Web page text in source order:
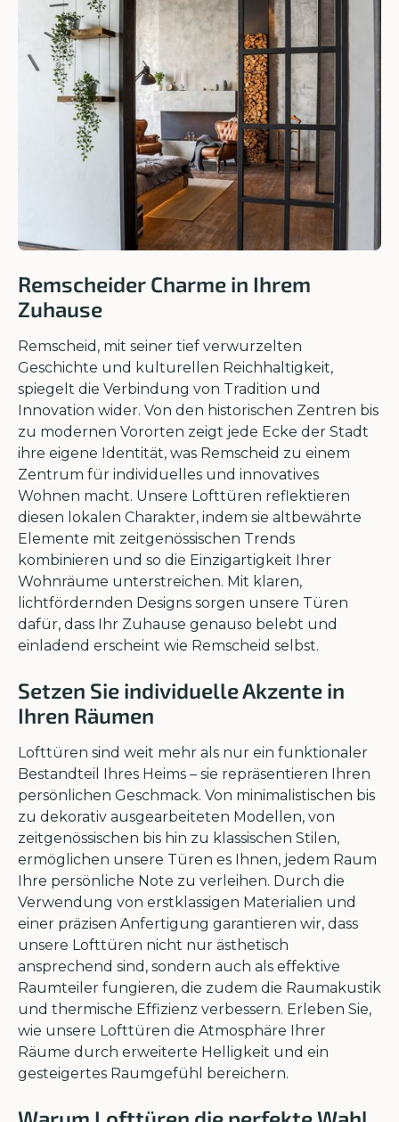
Remscheider Charme in Ihrem
Zuhause
Remscheid, mit seiner tief verwurzelten
Geschichte und kulturellen Reichhaltigkeit,
spiegelt die Verbindung von Tradition und
Innovation wider. Von den historischen Zentren bis
zu modernen Vororten zeigt jede Ecke der Stadt
ihre eigene Identität, was Remscheid zu einem
Zentrum für individuelles und innovatives
Wohnen macht. Unsere Lofttüren reflektieren
diesen lokalen Charakter, indem sie altbewährte
Elemente mit zeitgenössischen Trends
kombinieren und so die Einzigartigkeit Ihrer
Wohnräume unterstreichen. Mit klaren,
lichtfördernden Designs sorgen unsere Türen
dafür, dass Ihr Zuhause genauso belebt und
einladend erscheint wie Remscheid selbst.
Setzen Sie individuelle Akzente in
Ihren Räumen
Lofttüren sind weit mehr als nur ein funktionaler
Bestandteil Ihres Heims – sie repräsentieren Ihren
persönlichen Geschmack. Von minimalistischen bis
zu dekorativ ausgearbeiteten Modellen, von
zeitgenössischen bis hin zu klassischen Stilen,
ermöglichen unsere Türen es Ihnen, jedem Raum
Ihre persönliche Note zu verleihen. Durch die
Verwendung von erstklassigen Materialien und
einer präzisen Anfertigung garantieren wir, dass
unsere Lofttüren nicht nur ästhetisch
ansprechend sind, sondern auch als effektive
Raumteiler fungieren, die zudem die Raumakustik
und thermische Effizienz verbessern. Erleben Sie,
wie unsere Lofttüren die Atmosphäre Ihrer
Räume durch erweiterte Helligkeit und ein
gesteigertes Raumgefühl bereichern.